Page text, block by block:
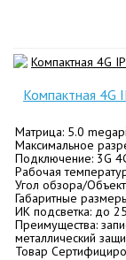
Компактная 4G
Матрица: 5.0
Максимальное
Подключение: 3G
Рабочая
Угол обзора/
Габаритные
ИК подсветка: до
Преимущества:
металлический
Товар